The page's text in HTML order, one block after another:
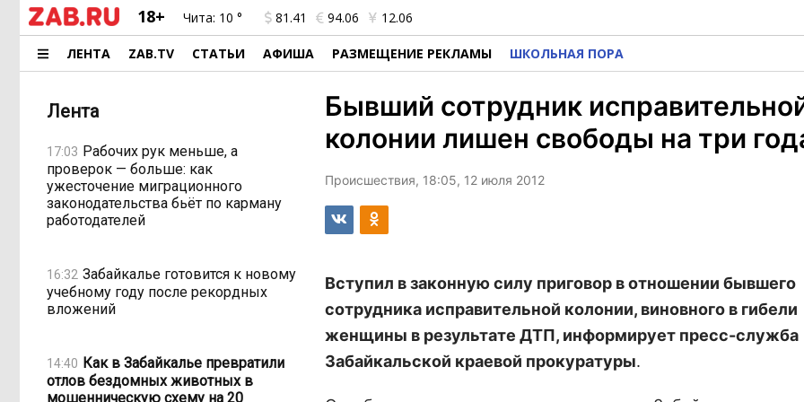
18+ Чита: 10 ° 81.41 94.06 12.06
ЛЕНТА ZAB.TV СТАТЬИ АФИША РАЗМЕЩЕНИЕ РЕКЛАМЫ ШКОЛЬНАЯ ПОРА
Лента
17:03 Рабочих рук меньше, а
проверок — больше: как
ужесточение миграционного
законодательства бьёт по карману
работодателей
16:32 Забайкалье готовится к новому
учебному году после рекордных
вложений
14:40 Как в Забайкалье превратили
отлов бездомных животных в
мошенническую схему на 20
Бывший сотрудник
колонии лишен свободы на три
Происшествия, 18:05, 12 июля 2012
Вступил в законную силу приговор в отношении бывшего
сотрудника исправительной колонии, виновного в гибели
женщины в результате ДТП, информирует пресс-служба
Забайкальской краевой прокуратуры.